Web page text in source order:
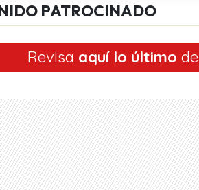
PATROCINADO
Revisa aquí lo último